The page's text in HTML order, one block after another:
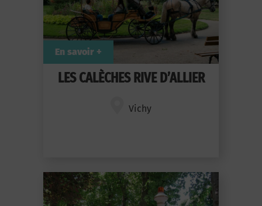
LES CALÈCHES RIVE D’ALLIER
Vichy
En savoir +